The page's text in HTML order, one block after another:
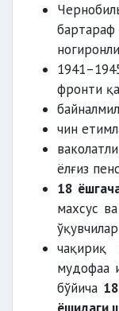
фронти
чин
ёлғиз
18
махсус
чақириқ
мудофаа
бўйича